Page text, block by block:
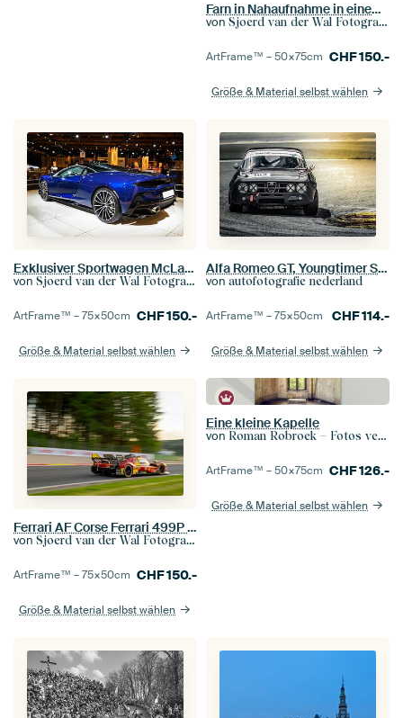
Farn in Nahaufnahme in einem Bluebell-Wald
von Sjoerd van der Wal Fotografie
ArtFrame™ –50×75cm CHF150.-
Größe & Material selbst wählen
Exklusiver Sportwagen McLaren GT
von Sjoerd van der Wal Fotografie
ArtFrame™ –75×50cm CHF150.-
Größe & Material selbst wählen
Alfa Romeo GT, Youngtimer Spa 2017
von autofotografie nederland
ArtFrame™ –75×50cm CHF114.-
Größe & Material selbst wählen
Ferrari AF Corse Ferrari 499P Hypercar
von Sjoerd van der Wal Fotografie
ArtFrame™ –75×50cm CHF150.-
Größe & Material selbst wählen
Eine kleine Kapelle
von Roman Robroek – Fotos verlassener Gebäude
ArtFrame™ –50×75cm CHF126.-
Größe & Material selbst wählen